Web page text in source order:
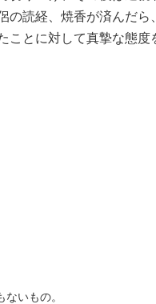
の読経、焼香が済んだら
ことに対して真摯な態
いもの。